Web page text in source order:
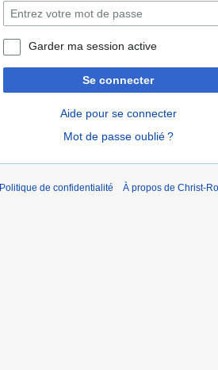
Garder ma session active
Se connecter
Aide pour se connecter
Mot de passe oublié ?
Politique de confidentialité À propos de Christ-